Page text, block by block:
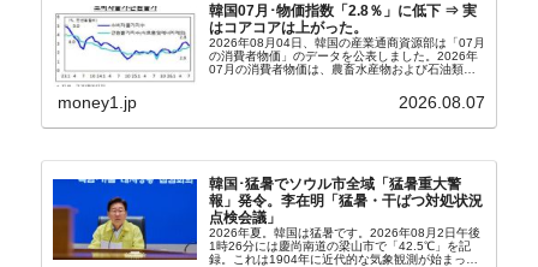
韓国07月･物価指数「2.8％」に低下 ⇒ 実
はコアコアは上がった。
2026年08月04日、韓国の産業通商資源部は「07月
の消費者物価」のデータを公表しました。2026年
07月の消費者物価は、農畜水産物および石油類の
2.8％上昇（06月は3.2％）となり、上昇率は前...
money1.jp 2026.08.07
韓国･猛暑でソウル市全域「猛暑重大警
報」発令。李在明「猛暑・干ばつ対処状況
点検会議」
2026年夏。韓国は猛暑です。2026年08月2日午後
1時26分には慶尚南道の梁山市で「42.5℃」を記
録。これは1904年に近代的な気象観測が始まって